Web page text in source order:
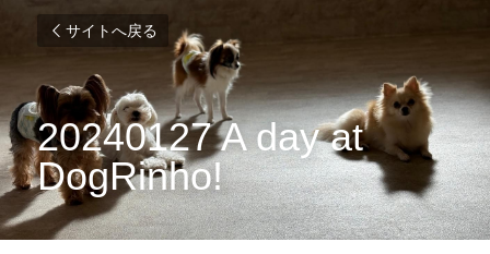
サイトへ戻る
20240127 A day at
DogRinho!